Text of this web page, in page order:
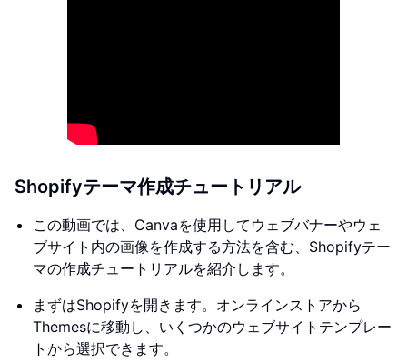
Shopifyテーマ作成チュートリアル
この動画では、Canvaを使用してウェブバナーやウェ
ブサイト内の画像を作成する方法を含む、Shopifyテー
マの作成チュートリアルを紹介します。
まずはShopifyを開きます。オンラインストアから
Themesに移動し、いくつかのウェブサイトテンプレー
トから選択できます。